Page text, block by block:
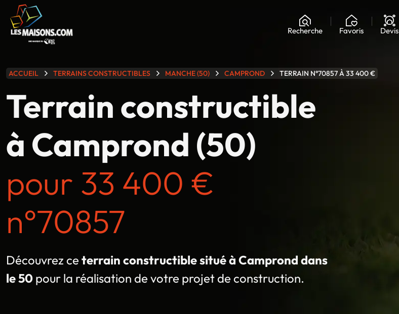
Recherche Favoris Devis
gamme
ACCUEIL TERRAINS CONSTRUCTIBLES MANCHE (50) CAMPROND TERRAIN N°70857 À 33 400 €
Terrain constructible
à Camprond (50)
pour 33 400 €
n°70857
Découvrez ce terrain constructible situé à Camprond dans
le 50 pour la réalisation de votre projet de construction.